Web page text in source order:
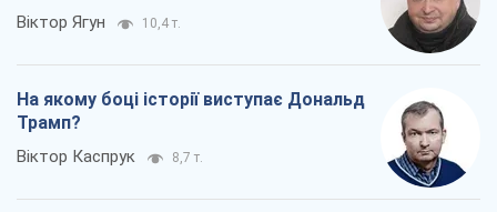
Віктор Ягун 10,4 т.
На якому боці історії виступає Дональд
Трамп?
Віктор Каспрук 8,7 т.